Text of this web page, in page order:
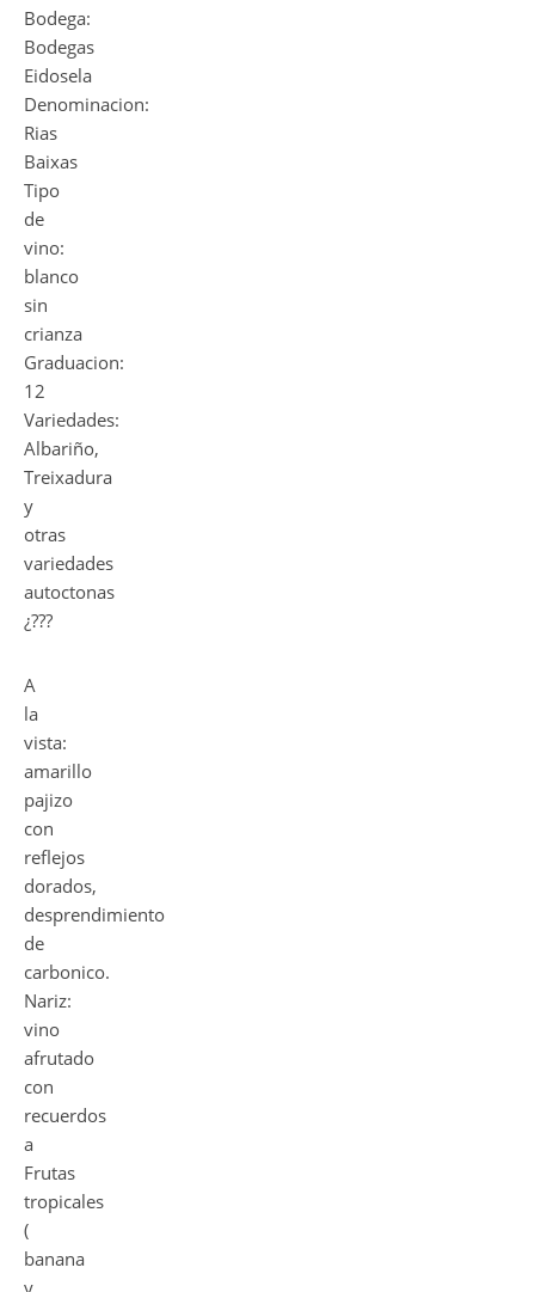
Bodega:
Bodegas
Eidosela
Denominacion:
Rias
Baixas
Tipo
de
vino:
blanco
sin
crianza
Graduacion:
12
Variedades:
Albariño,
Treixadura
y
otras
variedades
autoctonas
¿???
A
la
vista:
amarillo
pajizo
con
reflejos
dorados,
desprendimiento
de
carbonico.
Nariz:
vino
afrutado
con
recuerdos
a
Frutas
tropicales
(
banana
y